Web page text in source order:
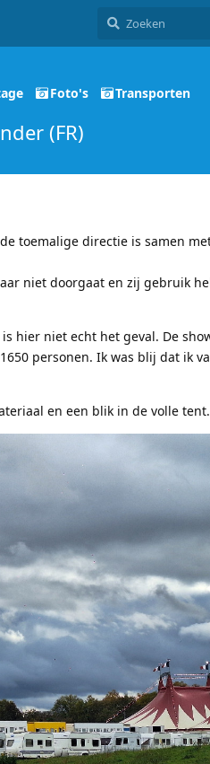
Foto's Transporten
(FR)
toemalige directie is samen
niet doorgaat en zij gebruik
hier niet echt het geval. De
personen. Ik was blij dat ik
en een blik in de volle tent.